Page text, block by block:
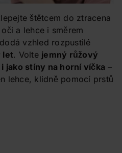
štětcem do ztracena
a lehce i směrem
vzhled rozpustilé
let. Volte jemný růžový
jako stíny na horní víčka –
lehce, klidně pomocí prstů